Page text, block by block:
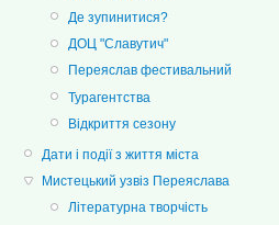
Де зупинитися?
ДОЦ "Славутич"
Переяслав фестивальний
Турагентства
Відкриття сезону
Дати і події з життя міста
Мистецький узвіз Переяслава
Літературна творчість